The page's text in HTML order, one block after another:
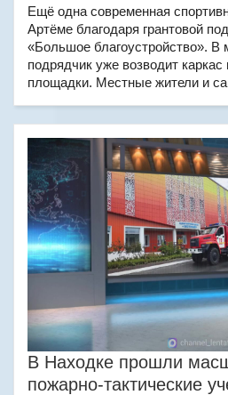
Ещё одна современная
Артёме благодаря грантовой
«Большое благоустройство». В
подрядчик уже возводит
площадки. Местные жители и
В Находке прошли
пожарно-тактические